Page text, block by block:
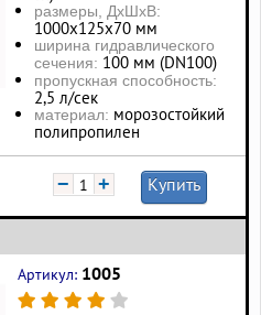
размеры, ДхШхВ:
1000х125х70 мм
ширина гидравлического
сечения: 100 мм (DN100)
пропускная способность:
2,5 л/сек
материал: морозостойкий
полипропилен
− + Купить
Артикул: 1005